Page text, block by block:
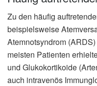
Zu den häufig
beispielsweise
Atemnotsyndrom
meisten Patienten
und Glukokortikoide
auch intravenös